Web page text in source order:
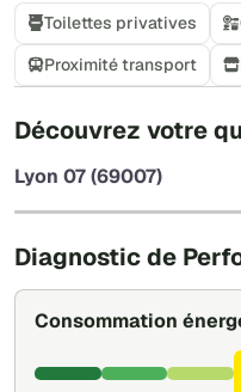
Toilettes privatives
Proximité transport
Découvrez votre
Lyon 07 (69007)
Diagnostic de
Consommation